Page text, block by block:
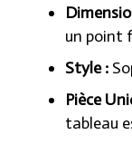
un point
Style :
Pièce
tableau